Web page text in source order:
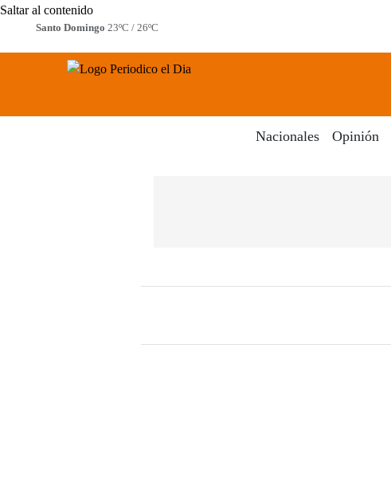
Saltar al contenido
Santo Domingo 23ºC / 26ºC
Nacionales Opinión